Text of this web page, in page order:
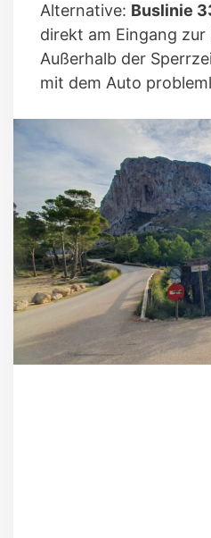
Alternative: Buslinie
direkt am Eingang zur
Außerhalb der
mit dem Auto